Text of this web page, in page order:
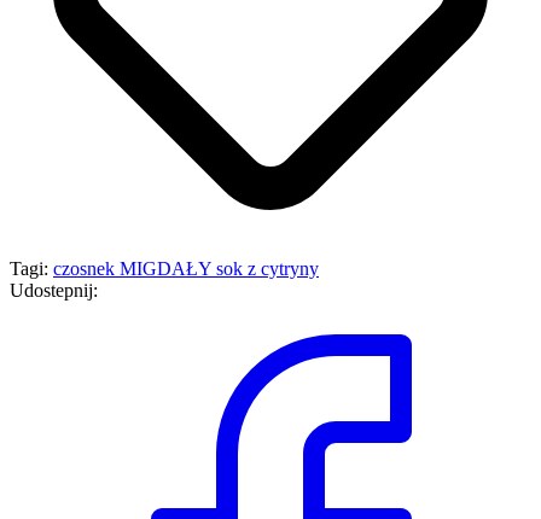
Tagi: czosnek MIGDAŁY sok z cytryny
Udostepnij: